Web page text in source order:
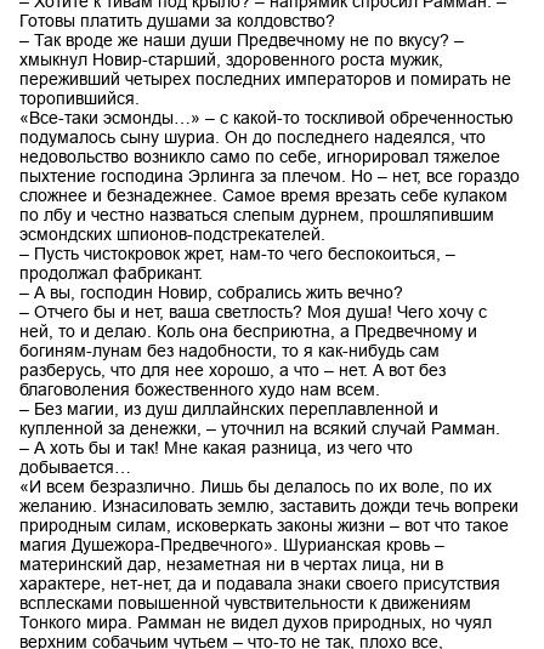
Готовы платить душами за колдовство?
– Так вроде же наши души Предвечному не по вкусу? –
хмыкнул Новир-старший, здоровенного роста мужик,
переживший четырех последних императоров и помирать не
торопившийся.
«Все-таки эсмонды…» – с какой-то тоскливой обреченностью
подумалось сыну шуриа. Он до последнего надеялся, что
недовольство возникло само по себе, игнорировал тяжелое
пыхтение господина Эрлинга за плечом. Но – нет, все гораздо
сложнее и безнадежнее. Самое время врезать себе кулаком
по лбу и честно назваться слепым дурнем, прошляпившим
эсмондских шпионов-подстрекателей.
– Пусть чистокровок жрет, нам-то чего беспокоиться, –
продолжал фабрикант.
– А вы, господин Новир, собрались жить вечно?
– Отчего бы и нет, ваша светлость? Моя душа! Чего хочу с
ней, то и делаю. Коль она бесприютна, а Предвечному и
богиням-лунам без надобности, то я как-нибудь сам
разберусь, что для нее хорошо, а что – нет. А вот без
благоволения божественного худо нам всем.
– Без магии, из душ диллайнских переплавленной и
купленной за денежки, – уточнил на всякий случай Рамман.
– А хоть бы и так! Мне какая разница, из чего что
добывается…
«И всем безразлично. Лишь бы делалось по их воле, по их
желанию. Изнасиловать землю, заставить дожди течь вопреки
природным силам, исковеркать законы жизни – вот что такое
магия Душежора-Предвечного». Шурианская кровь –
материнский дар, незаметная ни в чертах лица, ни в
характере, нет-нет, да и подавала знаки своего присутствия
всплесками повышенной чувствительности к движениям
Тонкого мира. Рамман не видел духов природных, но чуял
верхним собачьим чутьем – что-то не так, плохо все,